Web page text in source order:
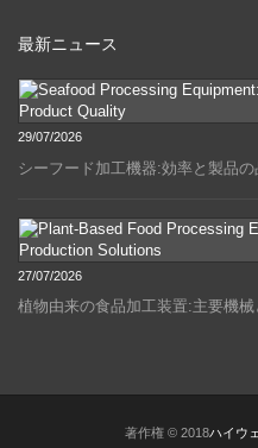
最新ニュース
29/07/2026
シーフード加工機器:効率と製品
27/07/2026
植物由来の食品加工装置:主要機
著作権 © 2018ハイウ